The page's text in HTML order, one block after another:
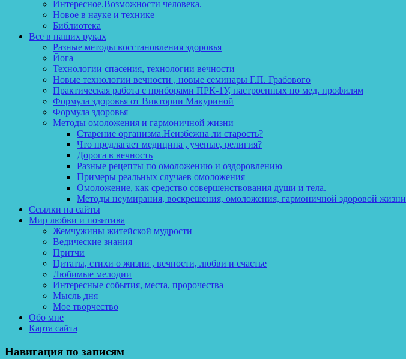
Интересное.Возможности человека.
Новое в науке и технике
Библиотека
Все в наших руках
Разные методы восстановления здоровья
Йога
Технологии спасения, технологии вечности
Новые технологии вечности , новые семинары Г.П. Грабового
Практическая работа с приборами ПРК-1У, настроенных по мед. профилям
Формула здоровья от Виктории Макуриной
Формула здоровья
Методы омоложения и гармоничной жизни
Старение организма.Неизбежна ли старость?
Что предлагает медицина , ученые, религия?
Дорога в вечность
Разные рецепты по омоложению и оздоровлению
Примеры реальных случаев омоложения
Омоложение, как средство совершенствования души и тела.
Методы неумирания, воскрешения, омоложения, гармоничной здоровой жизни
Ссылки на сайты
Мир любви и позитива
Жемчужины житейской мудрости
Ведические знания
Притчи
Цитаты, стихи о жизни , вечности, любви и счастье
Любимые мелодии
Интересные события, места, пророчества
Мысль дня
Мое творчество
Обо мне
Карта сайта
Навигация по записям